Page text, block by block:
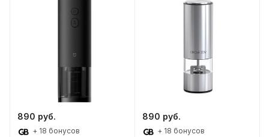
890 руб.
+ 18 бонусов
890 руб.
+ 18 бонусов